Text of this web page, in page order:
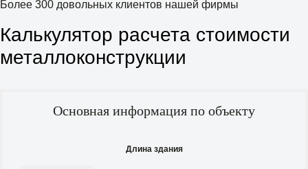
Более 300 довольных клиентов нашей фирмы
Калькулятор расчета стоимости
металлоконструкции
Основная информация по объекту
Длина здания